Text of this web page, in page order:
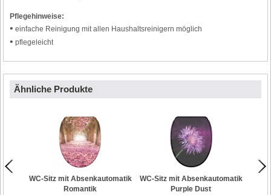
Pflegehinweise:
• einfache Reinigung mit allen Haushaltsreinigern möglich
• pflegeleicht
Ähnliche Produkte
WC-Sitz mit Absenkautomatik
Romantik
WC-Sitz mit Absenkautomatik
Purple Dust